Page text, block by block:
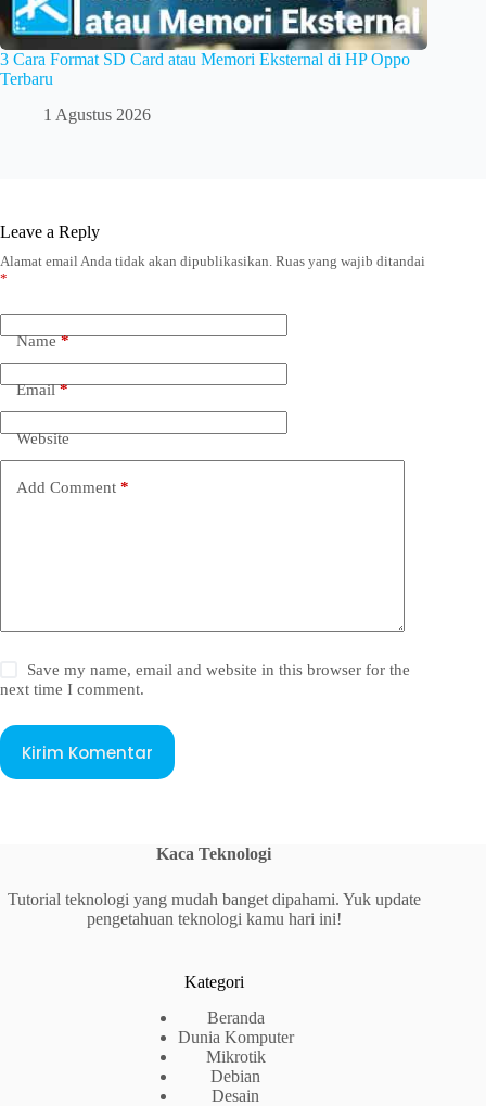
3 Cara Format SD Card atau Memori Eksternal di HP Oppo
Terbaru
1 Agustus 2026
Leave a Reply
Alamat email Anda tidak akan dipublikasikan. Ruas yang wajib ditandai
*
Name*
Email*
Website
Add Comment *
Save my name, email and website in this browser for the
next time I comment.
Kirim Komentar
Kaca Teknologi
Tutorial teknologi yang mudah banget dipahami. Yuk update
pengetahuan teknologi kamu hari ini!
Kategori
Beranda
Dunia Komputer
Mikrotik
Debian
Desain